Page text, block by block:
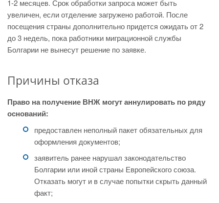
1-2 месяцев. Срок обработки запроса может быть
увеличен, если отделение загружено работой. После
посещения страны дополнительно придется ожидать от 2
до 3 недель, пока работники миграционной службы
Болгарии не вынесут решение по заявке.
Причины отказа
Право на получение ВНЖ могут аннулировать по ряду
оснований:
предоставлен неполный пакет обязательных для
оформления документов;
заявитель ранее нарушал законодательство
Болгарии или иной страны Европейского союза.
Отказать могут и в случае попытки скрыть данный
факт;